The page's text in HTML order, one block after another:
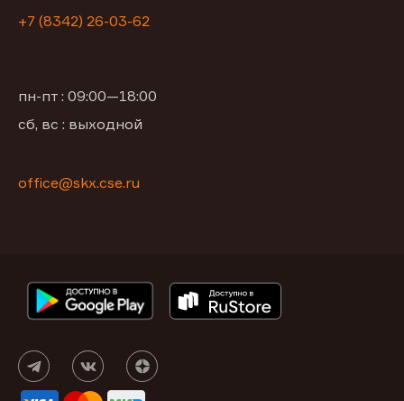
+7 (8342) 26-03-62
пн-пт : 09:00—18:00
сб, вс : выходной
office@skx.cse.ru